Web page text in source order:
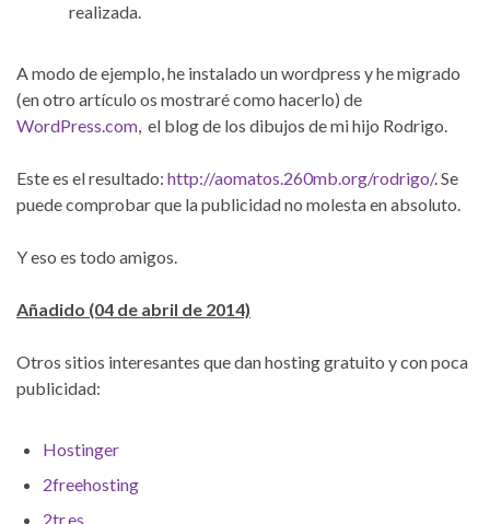
realizada.
A modo de ejemplo, he instalado un wordpress y he migrado
(en otro artículo os mostraré como hacerlo) de
WordPress.com, el blog de los dibujos de mi hijo Rodrigo.
Este es el resultado: http://aomatos.260mb.org/rodrigo/. Se
puede comprobar que la publicidad no molesta en absoluto.
Y eso es todo amigos.
Añadido (04 de abril de 2014)
Otros sitios interesantes que dan hosting gratuito y con poca
publicidad:
Hostinger
2freehosting
2tr.es